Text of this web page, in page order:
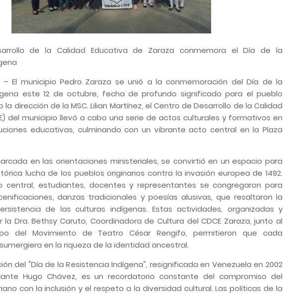
de la Calidad Educativa de Zaraza conmemora el Día de la
– El municipio Pedro Zaraza se unió a la conmemoración del Día de la
este 12 de octubre, fecha de profundo significado para el pueblo
la dirección de la MSC. Lilian Martínez, el Centro de Desarrollo de la Calidad
del municipio llevó a cabo una serie de actos culturales y formativos en
educativas, culminando con un vibrante acto central en la Plaza
en las orientaciones ministeriales, se convirtió en un espacio para
lucha de los pueblos originarios contra la invasión europea de 1492.
central, estudiantes, docentes y representantes se congregaron para
danzas tradicionales y poesías alusivas, que resaltaron la
de las culturas indígenas. Estas actividades, organizadas y
Dra. Bethsy Caruto, Coordinadora de Cultura del CDCE Zaraza, junto al
del Movimiento de Teatro César Rengifo, permitieron que cada
en la riqueza de la identidad ancestral.
del "Día de la Resistencia Indígena", resignificada en Venezuela en 2002
Hugo Chávez, es un recordatorio constante del compromiso del
con la inclusión y el respeto a la diversidad cultural. Las políticas de la